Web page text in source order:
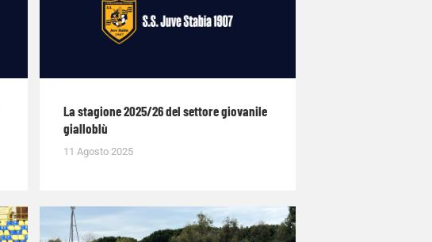
La stagione 2025/26 del settore giovanile
gialloblù
11 Agosto 2025